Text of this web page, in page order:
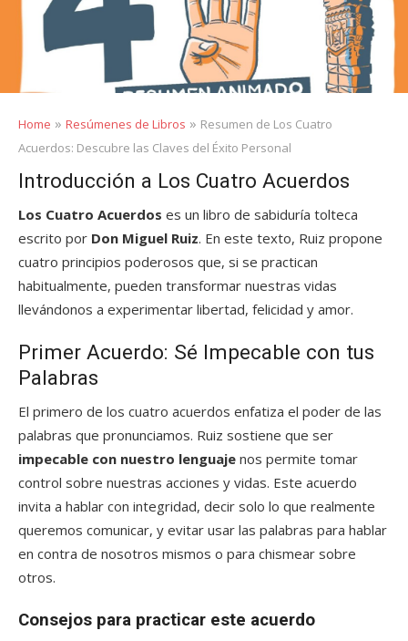
Home » Resúmenes de Libros » Resumen de Los Cuatro
Acuerdos: Descubre las Claves del Éxito Personal
Introducción a Los Cuatro Acuerdos
Los Cuatro Acuerdos es un libro de sabiduría tolteca
escrito por Don Miguel Ruiz. En este texto, Ruiz propone
cuatro principios poderosos que, si se practican
habitualmente, pueden transformar nuestras vidas
llevándonos a experimentar libertad, felicidad y amor.
Primer Acuerdo: Sé Impecable con tus
Palabras
El primero de los cuatro acuerdos enfatiza el poder de las
palabras que pronunciamos. Ruiz sostiene que ser
impecable con nuestro lenguaje nos permite tomar
control sobre nuestras acciones y vidas. Este acuerdo
invita a hablar con integridad, decir solo lo que realmente
queremos comunicar, y evitar usar las palabras para hablar
en contra de nosotros mismos o para chismear sobre
otros.
Consejos para practicar este acuerdo